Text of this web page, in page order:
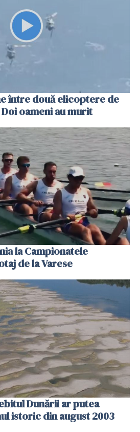
între două elicoptere de
oameni au murit
la Campionatele
de la Varese
Dunării ar putea
istoric din august 2003